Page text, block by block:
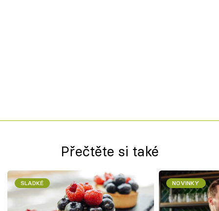
Přečtěte si také
SLADKÉ NOVINKY